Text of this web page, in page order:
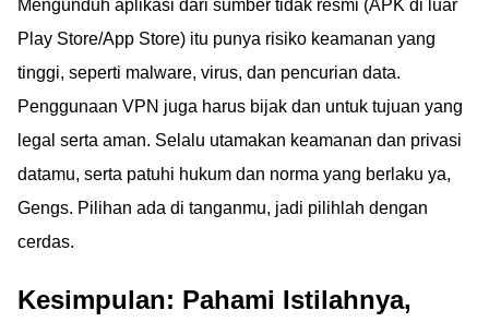
Mengunduh aplikasi dari sumber tidak resmi (APK di luar
Play Store/App Store) itu punya risiko keamanan yang
tinggi, seperti malware, virus, dan pencurian data.
Penggunaan VPN juga harus bijak dan untuk tujuan yang
legal serta aman. Selalu utamakan keamanan dan privasi
datamu, serta patuhi hukum dan norma yang berlaku ya,
Gengs. Pilihan ada di tanganmu, jadi pilihlah dengan
cerdas.
Kesimpulan: Pahami Istilahnya,